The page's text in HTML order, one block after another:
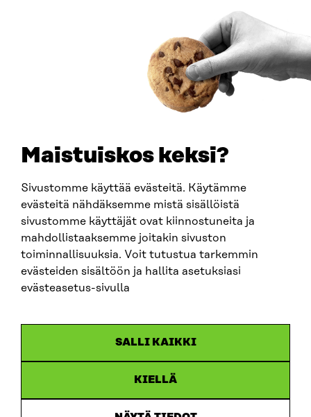
Maistuiskos keksi?
Sivustomme käyttää evästeitä. Käytämme
evästeitä nähdäksemme mistä sisällöistä
sivustomme käyttäjät ovat kiinnostuneita ja
mahdollistaaksemme joitakin sivuston
toiminnallisuuksia. Voit tutustua tarkemmin
evästeiden sisältöön ja hallita asetuksiasi
evästeasetus-sivulla
SALLI KAIKKI
KIELLÄ
firstname.lastname@sitra.fi
SITRA ON SOCIAL MEDIA
LinkedIn
Instagram